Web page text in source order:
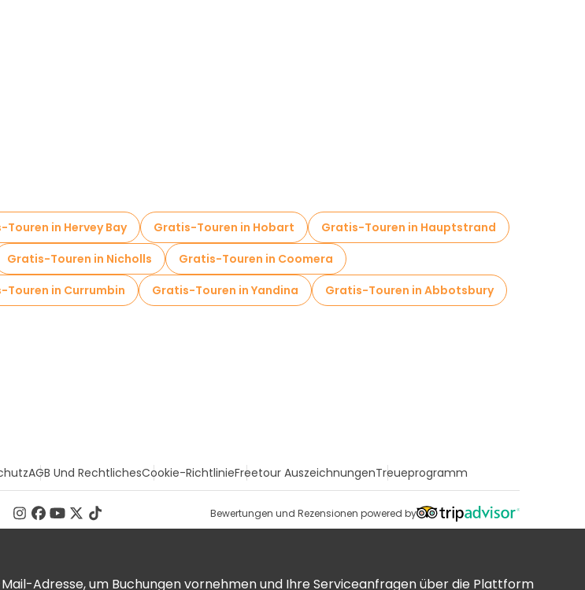
Touren in Hervey Bay Gratis-Touren in Hobart
Gratis-Touren in Hauptstrand
Gratis-Touren in Nicholls
Gratis-Touren in Coomera
Touren in Currumbin Gratis-Touren in Yandina
Gratis-Touren in Abbotsbury
AGB Und RechtlichesCookie-RichtlinieFreetour AuszeichnungenTreueprogramm
Bewertungen und Rezensionen powered by
Adresse, um Buchungen vornehmen und Ihre Serviceanfragen über die Plattform